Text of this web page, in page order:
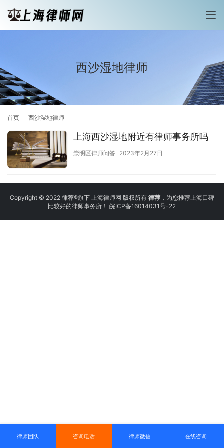
西沙湿地律师
首页 西沙湿地律师
上海西沙湿地附近有律师事务所吗
崇明区律师问答 2023年2月27日
Copyright © 2022 律荐®旗下 上海律师网 版权所有 律荐，为您推荐上海口碑
比较好的律师事务所！ 皖ICP备16014031号-22
律师团队 咨询电话 律师微信 在线咨询